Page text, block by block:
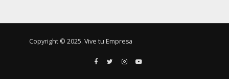
Copyright © 2025. Vive tu Empresa